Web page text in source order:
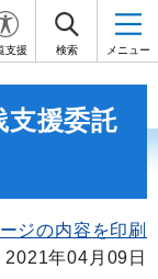
支援 検索 メニュー
支援委託
ジの内容を印刷
2021年04月09日